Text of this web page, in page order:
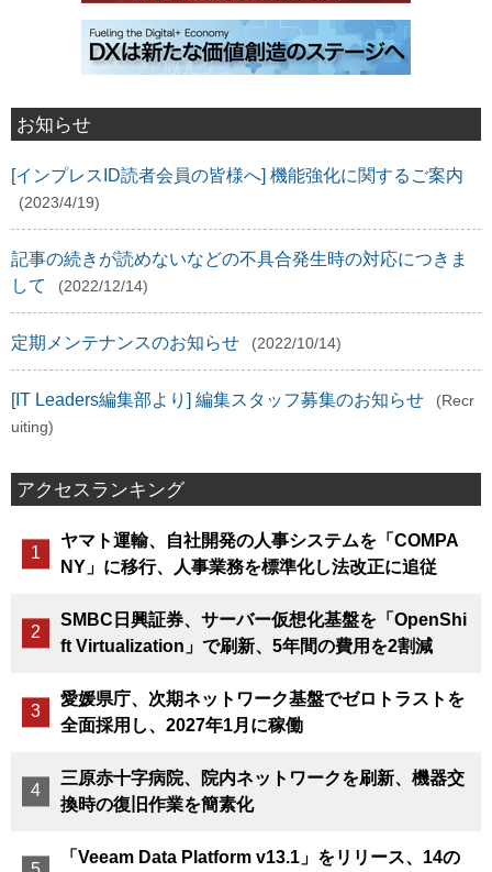
お知らせ
[インプレスID読者会員の皆様へ] 機能強化に関するご案内
(2023/4/19)
記事の続きが読めないなどの不具合発生時の対応につきま
して
(2022/12/14)
定期メンテナンスのお知らせ (2022/10/14)
[IT Leaders編集部より] 編集スタッフ募集のお知らせ
(Recr
uiting)
アクセスランキング
ヤマト運輸、自社開発の人事システムを「COMPA
NY」に移行、人事業務を標準化し法改正に追従
SMBC日興証券、サーバー仮想化基盤を「OpenShi
ft Virtualization」で刷新、5年間の費用を2割減
愛媛県庁、次期ネットワーク基盤でゼロトラストを
全面採用し、2027年1月に稼働
三原赤十字病院、院内ネットワークを刷新、機器交
換時の復旧作業を簡素化
「Veeam Data Platform v13.1」をリリース、14の